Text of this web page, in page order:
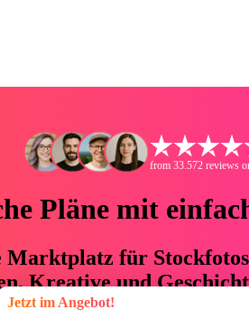
from 33.572 reviews
Pläne mit
für
Kreative und
% an Zeit und Budget
im Angebot!